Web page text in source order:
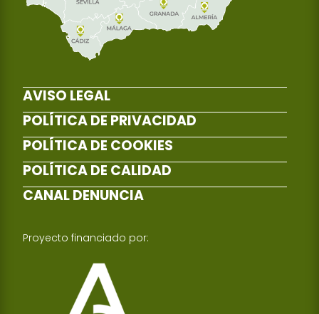
AVISO LEGAL
POLÍTICA DE PRIVACIDAD
POLÍTICA DE COOKIES
POLÍTICA DE CALIDAD
CANAL DENUNCIA
Proyecto financiado por: